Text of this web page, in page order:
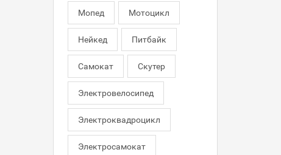
Мопед Мотоцикл
Нейкед Питбайк
Самокат Скутер
Электровелосипед
Электроквадроцикл
Электросамокат